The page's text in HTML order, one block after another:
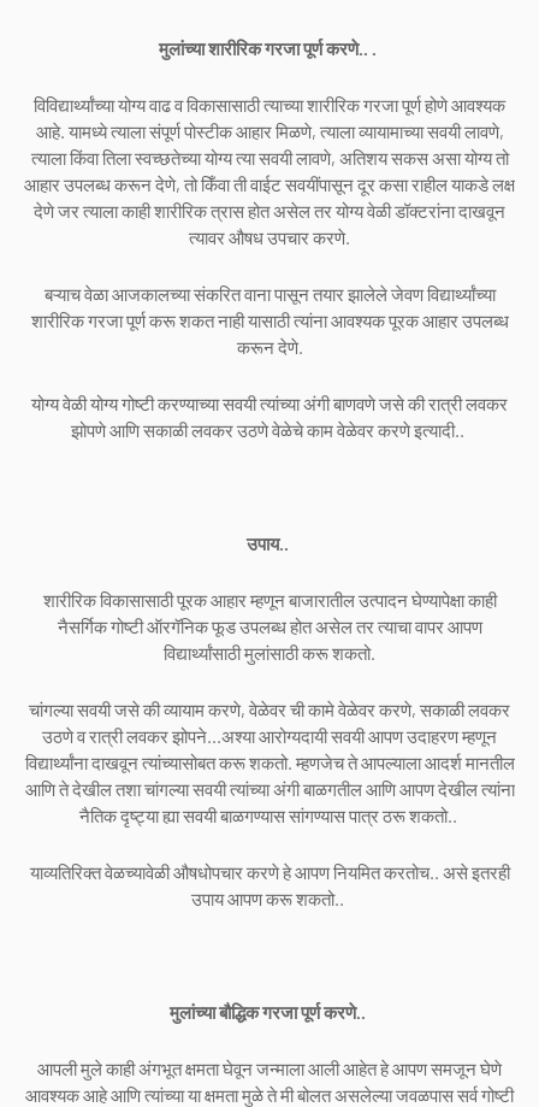
मुलांच्या शारीरिक गरजा पूर्ण करणे.. .
विविद्यार्थ्यांच्या योग्य वाढ व विकासासाठी त्याच्या शारीरिक गरजा पूर्ण होणे आवश्यक
आहे. यामध्ये त्याला संपूर्ण पोस्टीक आहार मिळणे, त्याला व्यायामाच्या सवयी लावणे,
त्याला किंवा तिला स्वच्छतेच्या योग्य त्या सवयी लावणे, अतिशय सकस असा योग्य तो
आहार उपलब्ध करून देणे, तो किँवा ती वाईट सवयींपासून दूर कसा राहील याकडे लक्ष
देणे जर त्याला काही शारीरिक त्रास होत असेल तर योग्य वेळी डॉक्टरांना दाखवून
त्यावर औषध उपचार करणे.
बऱ्याच वेळा आजकालच्या संकरित वाना पासून तयार झालेले जेवण विद्यार्थ्यांच्या
शारीरिक गरजा पूर्ण करू शकत नाही यासाठी त्यांना आवश्यक पूरक आहार उपलब्ध
करून देणे.
योग्य वेळी योग्य गोष्टी करण्याच्या सवयी त्यांच्या अंगी बाणवणे जसे की रात्री लवकर
झोपणे आणि सकाळी लवकर उठणे वेळेचे काम वेळेवर करणे इत्यादी..
उपाय..
शारीरिक विकासासाठी पूरक आहार म्हणून बाजारातील उत्पादन घेण्यापेक्षा काही
नैसर्गिक गोष्टी ऑरगॅनिक फूड उपलब्ध होत असेल तर त्याचा वापर आपण
विद्यार्थ्यांसाठी मुलांसाठी करू शकतो.
चांगल्या सवयी जसे की व्यायाम करणे, वेळेवर ची कामे वेळेवर करणे, सकाळी लवकर
उठणे व रात्री लवकर झोपने...अश्या आरोग्यदायी सवयी आपण उदाहरण म्हणून
विद्यार्थ्यांना दाखवून त्यांच्यासोबत करू शकतो. म्हणजेच ते आपल्याला आदर्श मानतील
आणि ते देखील तशा चांगल्या सवयी त्यांच्या अंगी बाळगतील आणि आपण देखील त्यांना
नैतिक दृष्ट्या ह्या सवयी बाळगण्यास सांगण्यास पात्र ठरू शकतो..
याव्यतिरिक्त वेळच्यावेळी औषधोपचार करणे हे आपण नियमित करतोच.. असे इतरही
उपाय आपण करू शकतो..
मुलांच्या बौद्धिक गरजा पूर्ण करणे..
आपली मुले काही अंगभूत क्षमता घेवून जन्माला आली आहेत हे आपण समजून घेणे
आवश्यक आहे आणि त्यांच्या या क्षमता मुळे ते मी बोलत असलेल्या जवळपास सर्व गोष्टी